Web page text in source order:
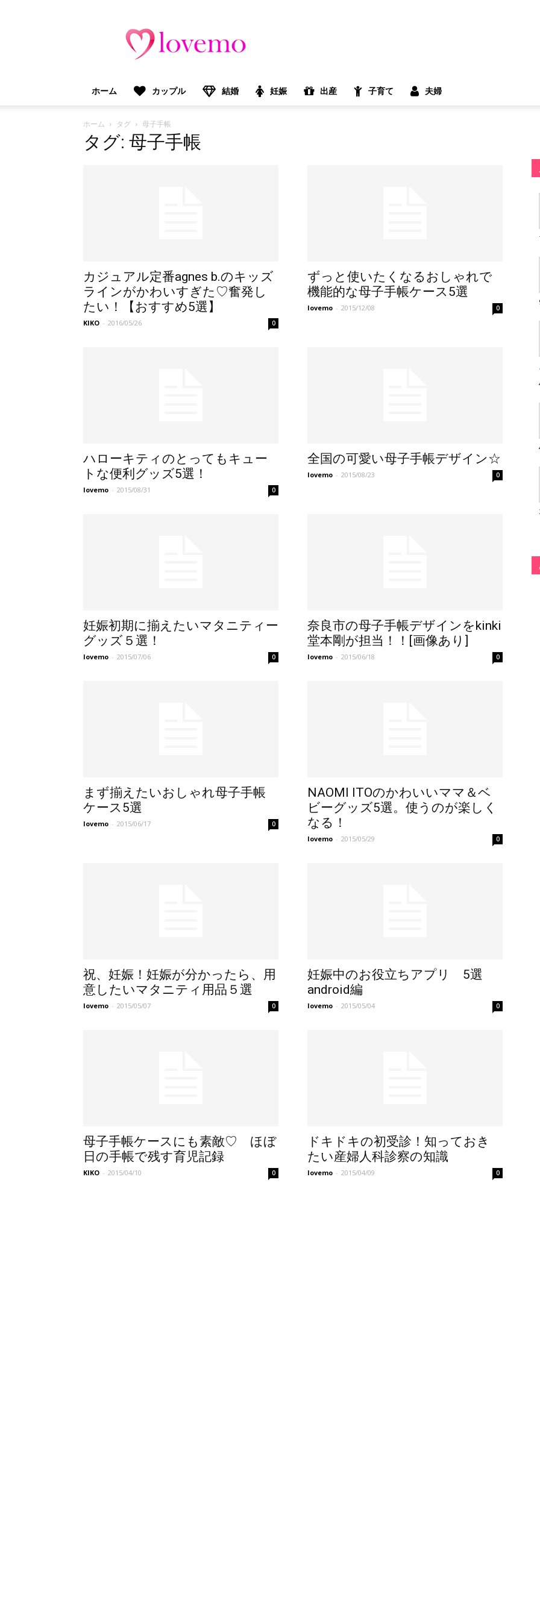
モ）：
プ
マ
マ
向
ホーム カップル 結婚 妊娠 出産 子育て 夫婦
ホーム タグ 母子手帳
タグ: 母子手帳
カジュアル定番agnes b.のキッズ
ラインがかわいすぎた♡奮発し
たい！【おすすめ5選】
KIKO - 2016/05/26 0
ずっと使いたくなるおしゃれで
機能的な母子手帳ケース5選
lovemo - 2015/12/08 0
ハローキティのとってもキュー
トな便利グッズ5選！
lovemo - 2015/08/31 0
全国の可愛い母子手帳デザイン☆
lovemo - 2015/08/23 0
妊娠初期に揃えたいマタニティー
グッズ５選！
lovemo - 2015/07/06 0
奈良市の母子手帳デザインをkinki
堂本剛が担当！！[画像あり]
lovemo - 2015/06/18 0
まず揃えたいおしゃれ母子手帳
ケース5選
lovemo - 2015/06/17 0
NAOMI ITOのかわいいママ＆ベ
ビーグッズ5選。使うのが楽しく
なる！
lovemo - 2015/05/29 0
祝、妊娠！妊娠が分かったら、用
意したいマタニティ用品５選
lovemo - 2015/05/07 0
妊娠中のお役立ちアプリ 5選
android編
lovemo - 2015/05/04 0
母子手帳ケースにも素敵♡ ほぼ
日の手帳で残す育児記録
KIKO - 2015/04/10 0
ドキドキの初受診！知っておき
たい産婦人科診察の知識
lovemo - 2015/04/09 0